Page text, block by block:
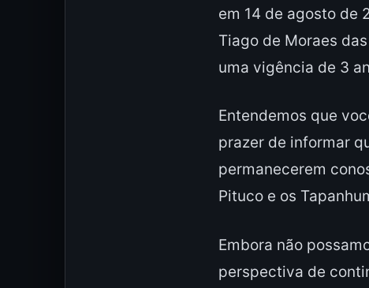
em 14 de agosto de
Tiago de Moraes
uma vigência de 3
Entendemos que
prazer de informar
permanecerem
Pituco e os
Embora não
perspectiva de